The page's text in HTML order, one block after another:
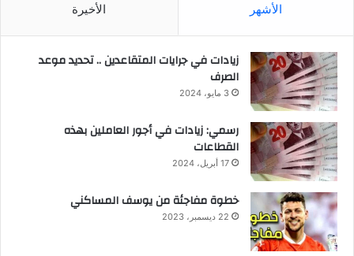
الأشهر الأخيرة
زيادات في جرايات المتقاعدين .. تحديد موعد
الصرف
3 مايو، 2024
رسمي: زيادات في أجور العاملين بهذه
القطاعات
17 أبريل، 2024
خطوة مفاجئة من يوسف المساكني
22 ديسمبر، 2023